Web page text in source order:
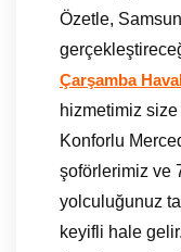
Özetle,
Çarşamba
hizmetimiz size
Konforlu
şoförlerimiz ve
yolculuğunuz
keyifli hale gelir.